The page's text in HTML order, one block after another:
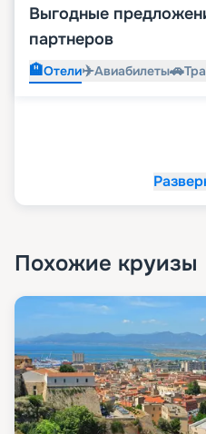
Выгодные
партнеров
🏨Отели✈️Авиабилеты🚗
Похожие круизы